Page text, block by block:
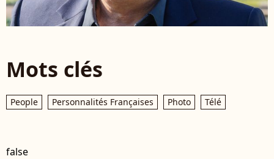
Mots clés
People Personnalités Françaises Photo Télé
false